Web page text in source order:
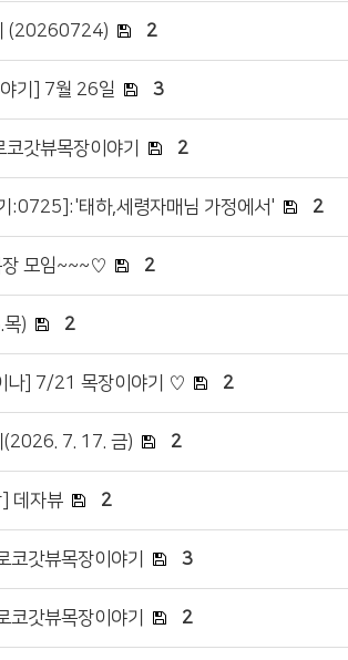
(20260724) 2
기] 7월 26일 3
갓뷰목장이야기 2
:0725]:'태하,세령자매님 가정에서' 2
장 모임~~~♡ 2
) 2
나] 7/21 목장이야기 ♡ 2
(2026. 7. 17. 금) 2
] 데자뷰 2
갓뷰목장이야기 3
갓뷰목장이야기 2